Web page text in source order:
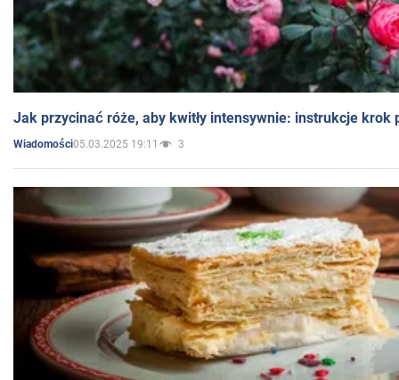
Jak przycinać róże, aby kwitły intensywnie: instrukcje krok
Wiadomości05.03.2025 19:11 3